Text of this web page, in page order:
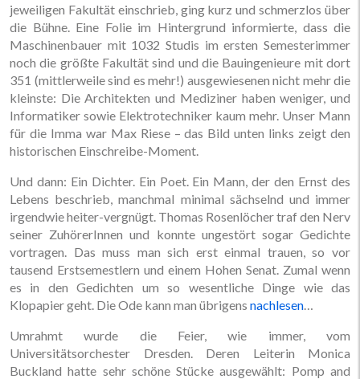
jeweiligen Fakultät einschrieb, ging kurz und schmerzlos über
die Bühne. Eine Folie im Hintergrund informierte, dass die
Maschinenbauer mit 1032 Studis im ersten Semesterimmer
noch die größte Fakultät sind und die Bauingenieure mit dort
351 (mittlerweile sind es mehr!) ausgewiesenen nicht mehr die
kleinste: Die Architekten und Mediziner haben weniger, und
Informatiker sowie Elektrotechniker kaum mehr. Unser Mann
für die Imma war Max Riese – das Bild unten links zeigt den
historischen Einschreibe-Moment.
Und dann: Ein Dichter. Ein Poet. Ein Mann, der den Ernst des
Lebens beschrieb, manchmal minimal sächselnd und immer
irgendwie heiter-vergnügt. Thomas Rosenlöcher traf den Nerv
seiner ZuhörerInnen und konnte ungestört sogar Gedichte
vortragen. Das muss man sich erst einmal trauen, so vor
tausend Erstsemestlern und einem Hohen Senat. Zumal wenn
es in den Gedichten um so wesentliche Dinge wie das
Klopapier geht. Die Ode kann man übrigens nachlesen…
Umrahmt wurde die Feier, wie immer, vom
Universitätsorchester Dresden. Deren Leiterin Monica
Buckland hatte sehr schöne Stücke ausgewählt: Pomp and